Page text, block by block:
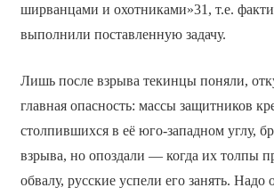
ширванцами и охотниками»31, т.е.
выполнили поставленную задачу.
Лишь после взрыва текинцы поняли,
главная опасность: массы защитников
столпившихся в её юго-западном углу,
взрыва, но опоздали — когда их толпы
обвалу, русские успели его занять. Надо